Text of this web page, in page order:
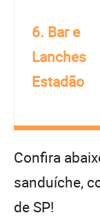
6. Bar e
Lanches
Estadão
Confira
sanduíche,
de SP!